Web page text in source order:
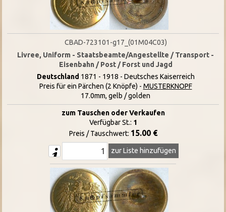
CBAD-723101-g17_(01M04C03)
Livree, Uniform - Staatsbeamte/Angestellte / Transport -
Eisenbahn / Post / Forst und Jagd
Deutschland 1871 - 1918 - Deutsches Kaiserreich
Preis für ein Pärchen (2 Knöpfe) - MUSTERKNOPF
17.0mm, gelb / golden
zum Tauschen oder Verkaufen
Verfügbar St.: 1
Preis / Tauschwert: 15.00 €
zur Liste hinzufügen